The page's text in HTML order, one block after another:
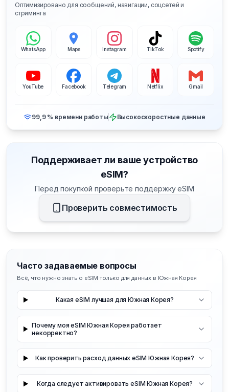
Оптимизировано для сообщений, навигации, соцсетей и
стриминга
WhatsApp Maps Instagram TikTok Spotify
YouTube Facebook Telegram Netflix Gmail
99,9 % времени работы Высокоскоростные данные
Поддерживает ли ваше устройство
eSIM?
Перед покупкой проверьте поддержку eSIM
Проверить совместимость
Часто задаваемые вопросы
Всё, что нужно знать о eSIM только для данных в Южная Корея
Какая eSIM лучшая для Южная Корея?
Почему моя eSIM Южная Корея работает
некорректно?
Как проверить расход данных eSIM Южная Корея?
Когда следует активировать eSIM Южная Корея?